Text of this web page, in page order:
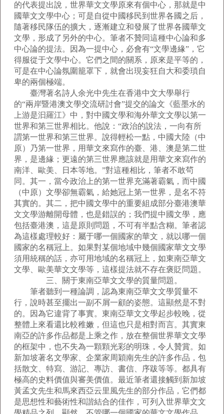
的代表提出說，世界華文文學原來有個中心，那就是中
國華文文學中心；可是自從中國移民到世界各國之后，
隨著移民隊伍的擴大，逐漸建立和發展了世界各國華文
文學，形成了另外的中心。筆者不贊同這種中心論和多
中心論的提法。因為一提中心，必會有“文學邊緣”，它
得服從于文學中心。它們之間的關系，原來是平等的，
可是在中心論氛圍籠罩下，就會出現妄狂自大和委瑣自
卑的兩個極端。
臺灣著名詩人余光中先生在香港中文大學舉行
的“兩岸暨港澳文學交流研討會”提交的論文《藍墨水的
上游是汩羅江》中，對中國文學和海外華文文學以第一
世界和第三世界相比。他說：“政治的說法，一向有所
謂第一世界和第三世界。說得輕松一點，中國大陸（中
原）乃第一世界，用華文來寫作的臺、港、澳是第二世
界，是邊緣；更遠的第三世界應該就是用華文來寫作的
南洋、歐美、日本等地。”對這種相比，筆者不敢茍
同。其一，當今政治上的第一世界充滿著霸氣，而中國
（中原）文學卻無霸氣，給她冠上第一世界，是名不符
其實的。其二，把中國文學中的重要組成部分臺港澳華
文文學游離開母體，也是錯誤的；我們提中國文學，應
包括臺港澳，這是原則問題，不可有半點含糊。筆者認
為這樣處理較好：屬于哪一個國家的華文，就以哪一個
國家的名稱冠上。如果對某個地域中幾個國家華文文學
須用統稱的話，亦可用地域的名稱冠上，如東南亞華文
文學、歐美華文文學等，這樣提法就不存在褒貶問題。
三、關于東南亞華文文學的質量問題。
筆者聽到一種論調，認為東南亞華文文學質量不
行，說時甚至擺出一副不屑一顧的姿態。這顯然是不對
的。因為它違背了事實。東南亞華文文學起步較晚，從
整體上來看還比較稚嫩，但這也只是相對而言。其實東
南亞的許多作品都是上乘之作，放在整個世界華文文學
的框架中，也不失為一顆顆光彩的明珠，令人贊賞。如
新加坡著名文學家、企業家周穎南先生的許多作品，包
括散文、特寫、游記、專訪、書信、序跋等等。都具有
極高的史料價值與審美價值。最近筆者還接觸到新加坡
黃孟文先生和馬來西亞云里風先生的部分作品，它們都
是思想性和藝術性和諧結合的佳作，可列入世界華文文